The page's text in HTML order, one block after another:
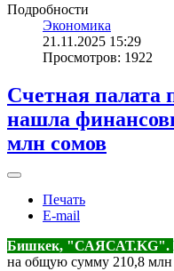
Подробности
Экономика
21.11.2025 15:29
Просмотров: 1922
Счетная
нашла
млн сомов
Печать
E-mail
Бишкек, "САЯСАТ.KG".
на общую сумму 210,8 млн